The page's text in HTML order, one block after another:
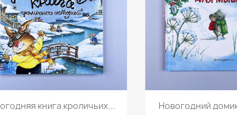
Просмотр
книга кроличьих... 
Новогодний